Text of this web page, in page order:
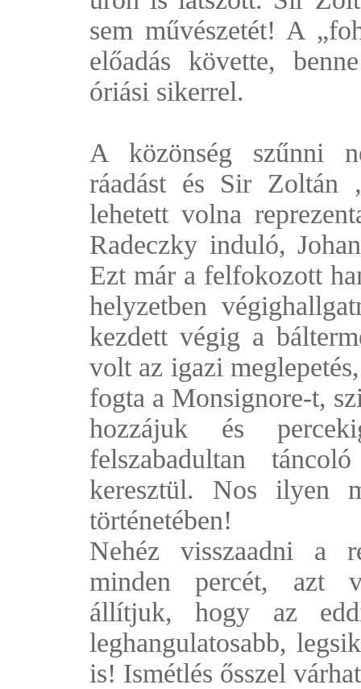
sem művészetét! A
előadás követte,
óriási sikerrel.
A közönség szűnni
ráadást és Sir Zoltán
lehetett volna
Radeczky induló,
Ezt már a felfokozott
helyzetben
kezdett végig a
volt az igazi
fogta a Monsignore-t,
hozzájuk és
felszabadultan
keresztül. Nos ilyen
történetében!
Nehéz visszaadni a
minden percét, azt
állítjuk, hogy az
leghangulatosabb,
is! Ismétlés ősszel